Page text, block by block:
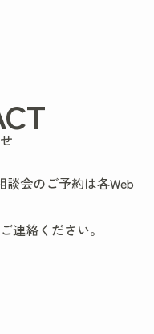
会のご予約は各Web
連絡ください。